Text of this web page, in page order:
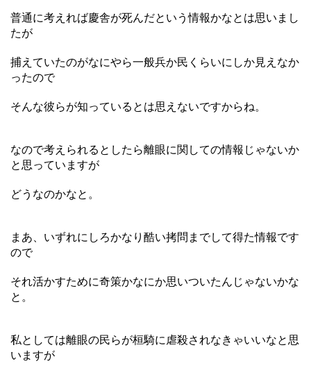
普通に考えれば慶舎が死んだという情報かなとは思いまし
たが
捕えていたのがなにやら一般兵か民くらいにしか見えなか
ったので
そんな彼らが知っているとは思えないですからね。
なので考えられるとしたら離眼に関しての情報じゃないか
と思っていますが
どうなのかなと。
まあ、いずれにしろかなり酷い拷問までして得た情報です
ので
それ活かすために奇策かなにか思いついたんじゃないかな
と。
私としては離眼の民らが桓騎に虐殺されなきゃいいなと思
いますが